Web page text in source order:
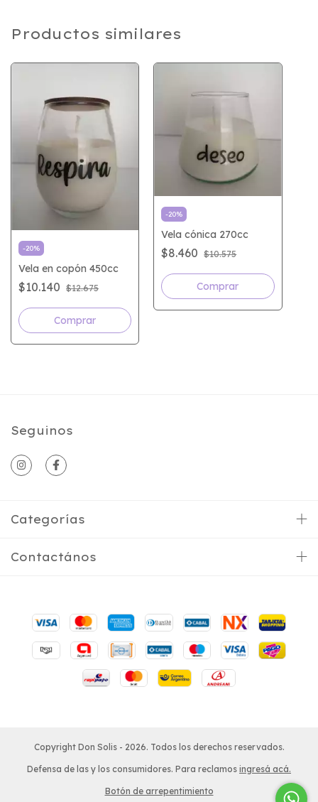
Productos similares
-20%
Vela en copón 450cc
$10.140 $12.675
-20%
Vela cónica 270cc
$8.460 $10.575
Seguinos
Categorías
Contactános
Copyright Don Solis - 2026. Todos los derechos reservados.
Defensa de las y los consumidores. Para reclamos ingresá acá.
Botón de arrepentimiento